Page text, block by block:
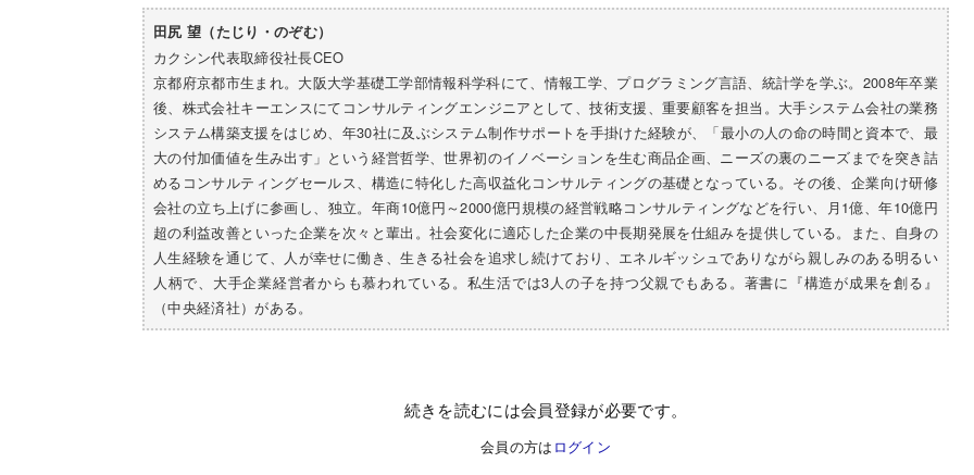
田尻 望（たじり・のぞむ）
カクシン代表取締役社長CEO
京都府京都市生まれ。大阪大学基礎工学部情報科学科にて、情報工学、プログラミング言語、統計学を学ぶ。2008年卒業
後、株式会社キーエンスにてコンサルティングエンジニアとして、技術支援、重要顧客を担当。大手システム会社の業務
システム構築支援をはじめ、年30社に及ぶシステム制作サポートを手掛けた経験が、「最小の人の命の時間と資本で、最
大の付加価値を生み出す」という経営哲学、世界初のイノベーションを生む商品企画、ニーズの裏のニーズまでを突き詰
めるコンサルティングセールス、構造に特化した高収益化コンサルティングの基礎となっている。その後、企業向け研修
会社の立ち上げに参画し、独立。年商10億円～2000億円規模の経営戦略コンサルティングなどを行い、月1億、年10億円
超の利益改善といった企業を次々と輩出。社会変化に適応した企業の中長期発展を仕組みを提供している。また、自身の
人生経験を通じて、人が幸せに働き、生きる社会を追求し続けており、エネルギッシュでありながら親しみのある明るい
人柄で、大手企業経営者からも慕われている。私生活では3人の子を持つ父親でもある。著書に『構造が成果を創る』
（中央経済社）がある。
続きを読むには会員登録が必要です。
会員の方は ログイン